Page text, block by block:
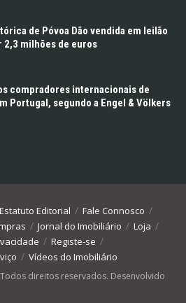
de Póvoa Dão vendida em leilão
2,3 milhões de euros
compradores internacionais de
Portugal, segundo a Engel & Völkers
Estatuto Editorial
Fale Connosco
Jornal do Imobiliário
Loja
Registe-se
Vídeos do Imobiliário
direitos reservados. Desenvolvido